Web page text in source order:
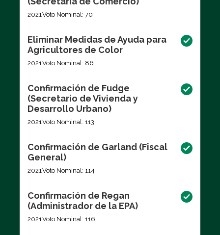
2021Voto Nominal: 70
Eliminar Medidas de Ayuda para
Agricultores de Color
2021Voto Nominal: 86
Confirmación de Fudge
(Secretario de Vivienda y
Desarrollo Urbano)
2021Voto Nominal: 113
Confirmación de Garland (Fiscal
General)
2021Voto Nominal: 114
Confirmación de Regan
(Administrador de la EPA)
2021Voto Nominal: 116